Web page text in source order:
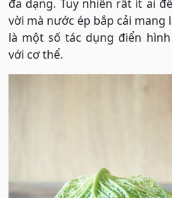
đa dạng. Tuy nhiên rất ít ai
vời mà nước ép bắp cải mang
là một số tác dụng điển
với cơ thể.